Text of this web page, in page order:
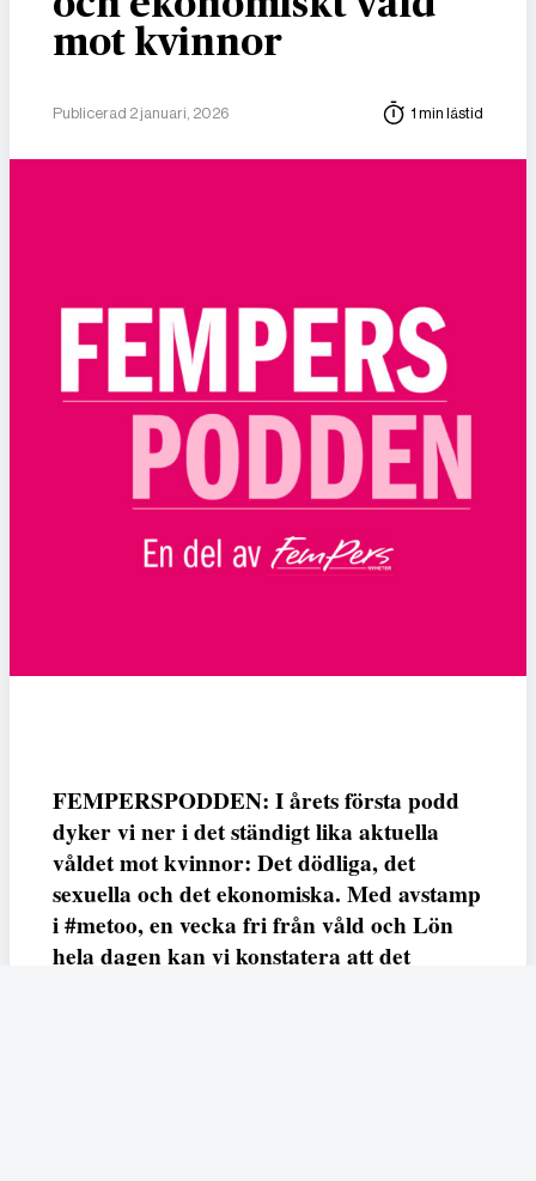
mot kvinnor
Publicerad 2 januari, 2026 1 min lästid
FEMPERSPODDEN: I årets första podd
dyker vi ner i det ständigt lika aktuella
våldet mot kvinnor: Det dödliga, det
sexuella och det ekonomiska. Med avstamp
i #metoo, en vecka fri från våld och Lön
hela dagen kan vi konstatera att det